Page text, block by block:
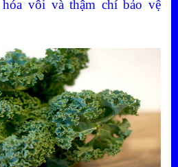
vôi và thậm chí bảo vệ